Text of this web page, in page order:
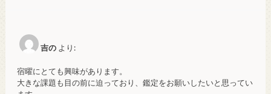
吉の より:
宿曜にとても興味があります。
大きな課題も目の前に迫っており、鑑定をお願いしたいと思ってい